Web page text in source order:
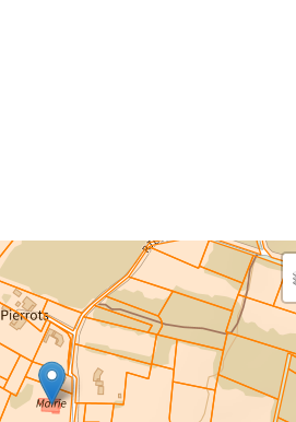
par le projet
: bâti, voirie, espaces verts,
définitifs et temporaires